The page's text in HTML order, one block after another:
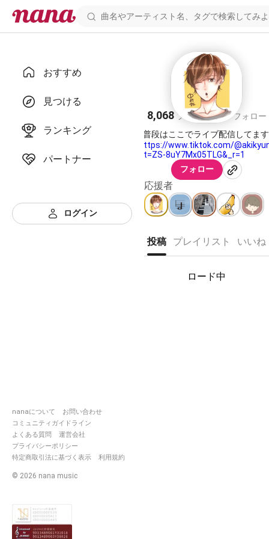
おすすめ
見つける
ランキング
パートナー
ログイン
nanaについて
お問い合わせ
コミュニティガイドライン
よくある質問
運営会社
プライバシーポリシー
特定商取引法に基づく表示
利用規約
© 2026 nana music
中村秋🍁
8,068 フォロワー31 フォロー
https://www.tiktok.com/
_t=ZS-8uY7Mx05TLG&_r=1
フォロー
応援者
投稿 プレイリスト いいね
ロード中